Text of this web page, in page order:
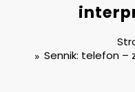
Sennik: telefon –